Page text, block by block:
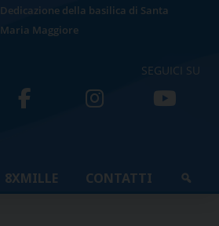
Dedicazione della basilica di Santa
Maria Maggiore
SEGUICI SU
8XMILLE CONTATTI